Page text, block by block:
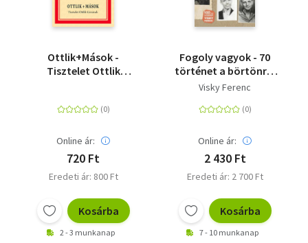
Ottlik+Mások -
Tisztelet Ottlik
Online ár:
720 Ft
Eredeti ár: 800 Ft
Kosárba
2 - 3 munkanap
Fogoly vagyok - 70
történet a börtönről
és a barátságról
Visky Ferenc
Online ár:
2 430 Ft
Eredeti ár: 2 700 Ft
Kosárba
7 - 10 munkanap